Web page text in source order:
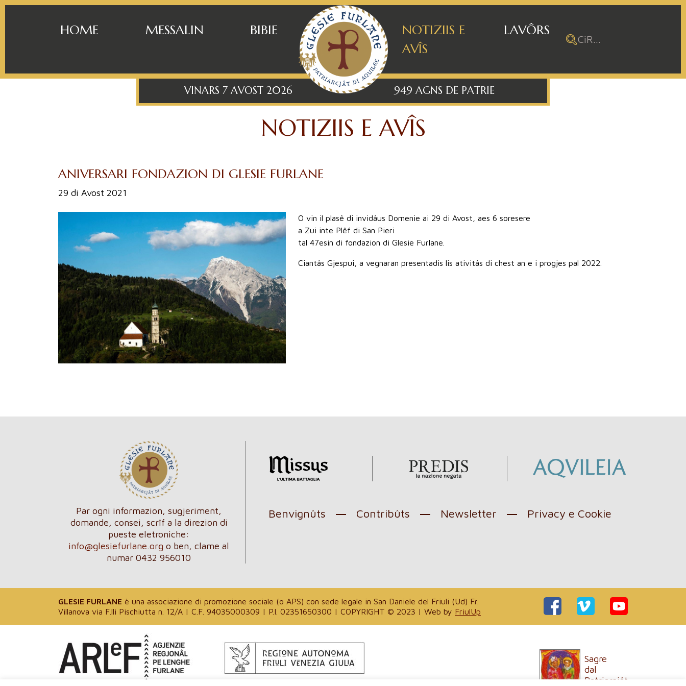
HOME MESSALIN BIBIE
NOTIZIIS E
AVÎS
LAVÔRS
VINARS 7 AVOST 2026 949 AGNS DE PATRIE
NOTIZIIS E AVÎS
ANIVERSARI FONDAZION DI GLESIE FURLANE
29 di Avost 2021
O vin il plasê di invidâus Domenie ai 29 di Avost, aes 6 soresere
a Zui inte Plêf di San Pieri
tal 47esin di fondazion di Glesie Furlane.
Ciantâs Gjespui, a vegnaran presentadis lis ativitâs di chest an e i progjes pal 2022.
Par ogni informazion, sugjeriment,
domande, consei, scrîf a la direzion di
pueste eletroniche:
info@glesiefurlane.org o ben, clame al
numar 0432 956010
Benvignûts Contribûts Newsletter Privacy e Cookie
GLESIE FURLANE è una associazione di promozione sociale (o APS) con sede legale in San Daniele del Friuli (Ud) Fr.
Villanova via F.lli Pischiutta n. 12/A | C.F. 94035000309 | P.I. 02351650300 | COPYRIGHT © 2023 | Web by FriulUp
Sagre
dal
Patriarcjât